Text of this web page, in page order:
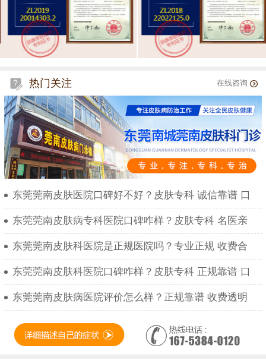
热门关注 在线咨询
东莞莞南皮肤医院口碑好不好？皮肤专科 诚信靠谱 口
东莞莞南皮肤病专科医院口碑咋样？皮肤专科 名医亲
东莞莞南皮肤科医院是正规医院吗？专业正规 收费合
东莞莞南皮肤科医院口碑咋样？皮肤专科 正规靠谱 口
东莞莞南皮肤病医院评价怎么样？正规靠谱 收费透明